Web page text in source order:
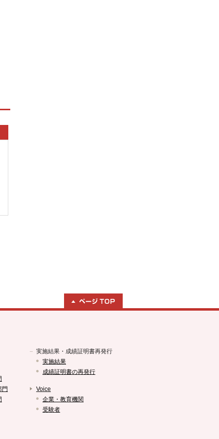
門
実施結果・成績証明書再発行
実施結果
成績証明書の再発行
Voice
企業・教育機関
受験者